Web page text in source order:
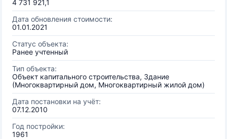
4 731 921,1
Дата обновления стоимости:
01.01.2021
Статус объекта:
Ранее учтенный
Тип объекта:
Объект капитального строительства, Здание
(Многоквартирный дом, Многоквартирный жилой дом)
Дата постановки на учёт:
07.12.2010
Год постройки:
1961